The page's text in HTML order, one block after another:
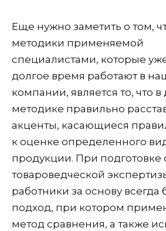
Еще нужно заметить о том,
методики применяемой
специалистами, которые
долгое время работают в
компании, является то, что
методике правильно
акценты, касающиеся
к оценке определенного
продукции. При подготовке
товароведческой
работники за основу всегда
подход, при котором
метод сравнения, а также